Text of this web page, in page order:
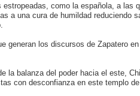
como la española, a las
a una cura de humildad reduciendo
generan los discursos de Zapatero
la balanza del poder hacia el este,
con desconfianza en este templo